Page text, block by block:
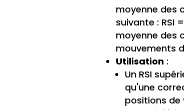
moyenne des
suivante : RSI
moyenne des
mouvements
Utilisation :
Un RSI
qu'une
positions de